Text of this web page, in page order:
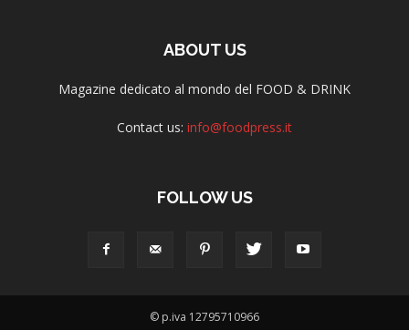
ABOUT US
Magazine dedicato al mondo del FOOD & DRINK
Contact us: info@foodpress.it
FOLLOW US
© p.iva 12795710966